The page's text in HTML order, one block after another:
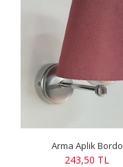
Arma Aplik Bordo
243,50 TL